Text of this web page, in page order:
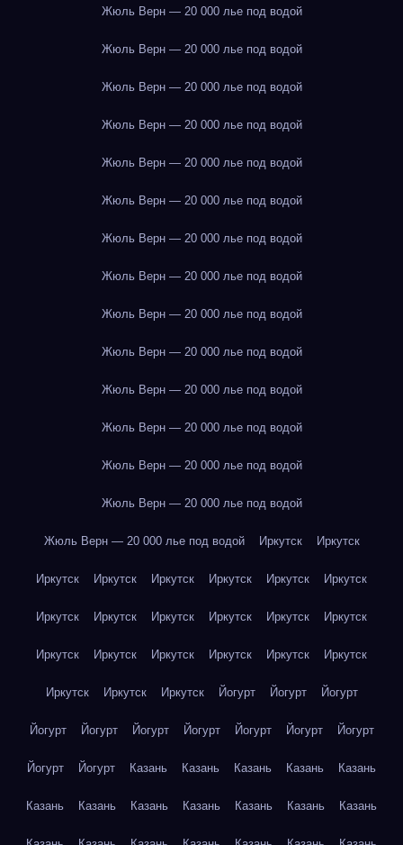
Жюль Верн — 20 000 лье под водой
Жюль Верн — 20 000 лье под водой
Жюль Верн — 20 000 лье под водой
Жюль Верн — 20 000 лье под водой
Жюль Верн — 20 000 лье под водой
Жюль Верн — 20 000 лье под водой
Жюль Верн — 20 000 лье под водой
Жюль Верн — 20 000 лье под водой
Жюль Верн — 20 000 лье под водой
Жюль Верн — 20 000 лье под водой
Жюль Верн — 20 000 лье под водой
Жюль Верн — 20 000 лье под водой
Жюль Верн — 20 000 лье под водой
Жюль Верн — 20 000 лье под водой
Жюль Верн — 20 000 лье под водой Иркутск Иркутск
Иркутск Иркутск Иркутск Иркутск Иркутск Иркутск
Иркутск Иркутск Иркутск Иркутск Иркутск Иркутск
Иркутск Иркутск Иркутск Иркутск Иркутск Иркутск
Иркутск Иркутск Иркутск Йогурт Йогурт Йогурт
Йогурт Йогурт Йогурт Йогурт Йогурт Йогурт Йогурт
Йогурт Йогурт Казань Казань Казань Казань Казань
Казань Казань Казань Казань Казань Казань Казань